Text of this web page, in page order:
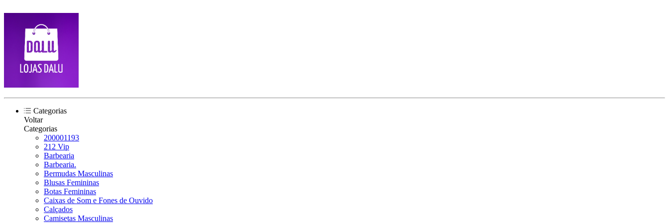
Categorias
Voltar
Categorias
200001193
212 Vip
Barbearia
Barbearia.
Bermudas Masculinas
Blusas Femininas
Botas Femininas
Caixas de Som e Fones de Ouvido
Calçados
Camisetas Masculinas